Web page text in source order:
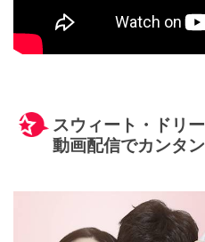
スウィート・ドリ
動画配信でカンタ